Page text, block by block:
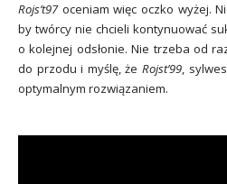
Rojs’t97oceniam więc oczko wyżej.
by twórcy nie chcieli kontynuować
o kolejnej odsłonie. Nie trzeba od
do przodu i myślę, że Rojst’99,
optymalnym rozwiązaniem.